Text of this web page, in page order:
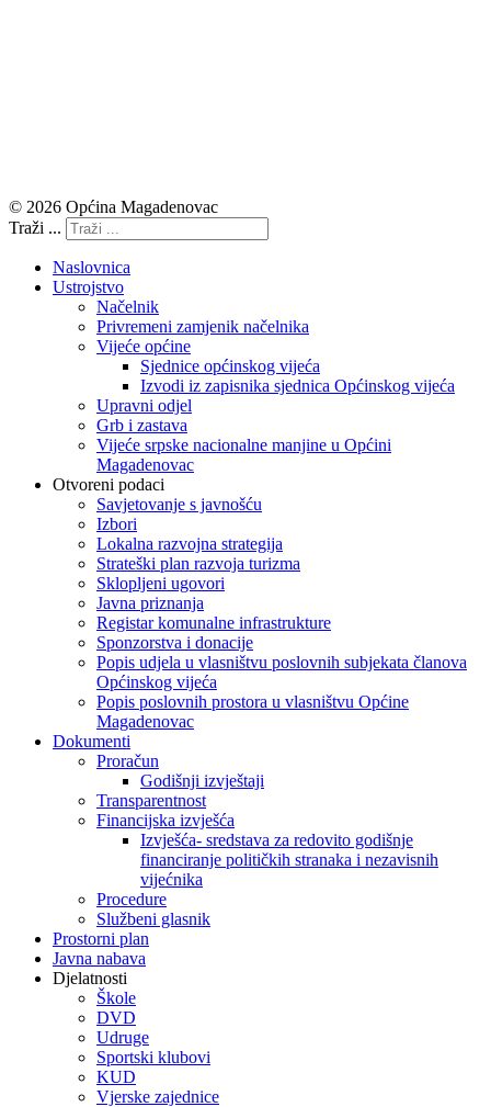
© 2026 Općina Magadenovac
Traži ...
Naslovnica
Ustrojstvo
Načelnik
Privremeni zamjenik načelnika
Vijeće općine
Sjednice općinskog vijeća
Izvodi iz zapisnika sjednica Općinskog vijeća
Upravni odjel
Grb i zastava
Vijeće srpske nacionalne manjine u Općini
Magadenovac
Otvoreni podaci
Savjetovanje s javnošću
Izbori
Lokalna razvojna strategija
Strateški plan razvoja turizma
Sklopljeni ugovori
Javna priznanja
Registar komunalne infrastrukture
Sponzorstva i donacije
Popis udjela u vlasništvu poslovnih subjekata članova
Općinskog vijeća
Popis poslovnih prostora u vlasništvu Općine
Magadenovac
Dokumenti
Proračun
Godišnji izvještaji
Transparentnost
Financijska izvješća
Izvješća- sredstava za redovito godišnje
financiranje političkih stranaka i nezavisnih
vijećnika
Procedure
Službeni glasnik
Prostorni plan
Javna nabava
Djelatnosti
Škole
DVD
Udruge
Sportski klubovi
KUD
Vjerske zajednice